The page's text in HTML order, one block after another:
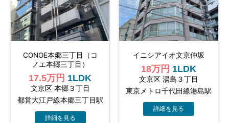
CONOE本郷三丁目（コ
ノエ本郷三丁目）
17.5万円 1LDK
文京区 本郷３丁目
都営大江戸線本郷三丁目駅
イニシアイオ文京仲坂
18万円 1LDK
文京区 湯島３丁目
東京メトロ千代田線湯島駅